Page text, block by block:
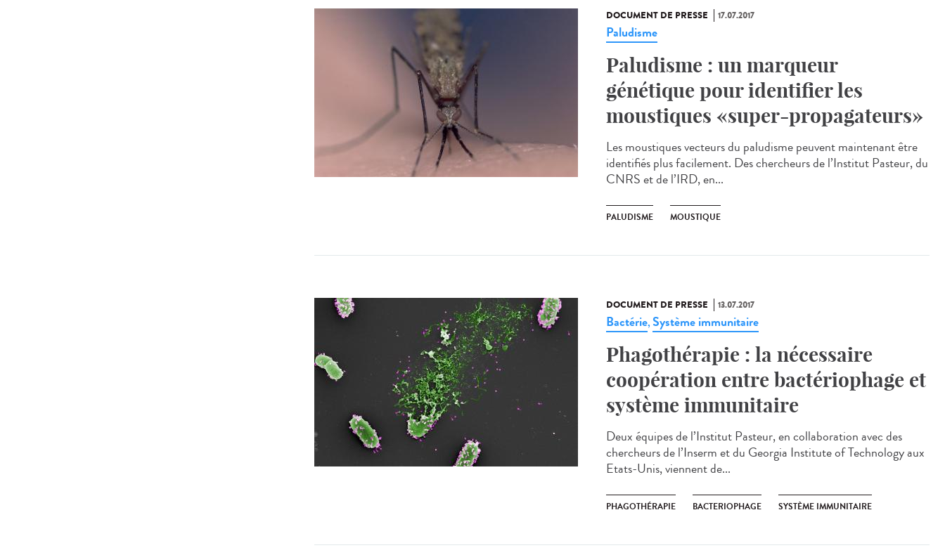
DOCUMENT DE PRESSE 17.07.2017
Paludisme
Paludisme : un marqueur
génétique pour identifier les
moustiques «super-propagateurs»
Les moustiques vecteurs du paludisme peuvent maintenant être
identifiés plus facilement. Des chercheurs de l’Institut Pasteur, du
CNRS et de l’IRD, en...
PALUDISME MOUSTIQUE
DOCUMENT DE PRESSE 13.07.2017
Bactérie,Système immunitaire
Phagothérapie : la nécessaire
coopération entre bactériophage et
système immunitaire
Deux équipes de l’Institut Pasteur, en collaboration avec des
chercheurs de l’Inserm et du Georgia Institute of Technology aux
Etats-Unis, viennent de...
PHAGOTHÉRAPIE BACTERIOPHAGE SYSTÈME IMMUNITAIRE